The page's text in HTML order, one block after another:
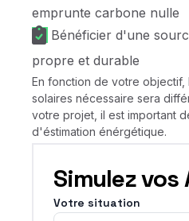
emprunte carbone nulle
Bénéficier d'une
propre et durable
En fonction de votre
solaires nécessaire sera
votre projet, il est important
d'éstimation énérgétique.
Simulez vos
Votre situation